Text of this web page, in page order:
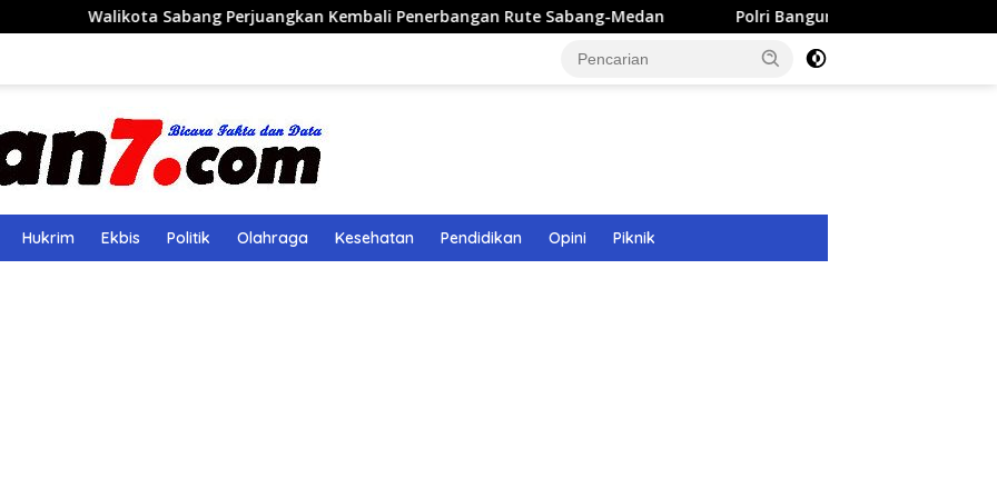
Perjuangkan Kembali Penerbangan Rute Sabang-Medan Polri Bangun 40 Titik Sumur Bor untuk Warga
Hukrim Ekbis Politik Olahraga Kesehatan Pendidikan Opini Piknik